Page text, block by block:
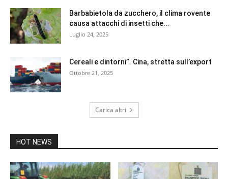
Barbabietola da zucchero, il clima rovente
causa attacchi di insetti che...
Luglio 24, 2025
Cereali e dintorni”. Cina, stretta sull’export
Ottobre 21, 2025
Carica altri
HOT NEWS